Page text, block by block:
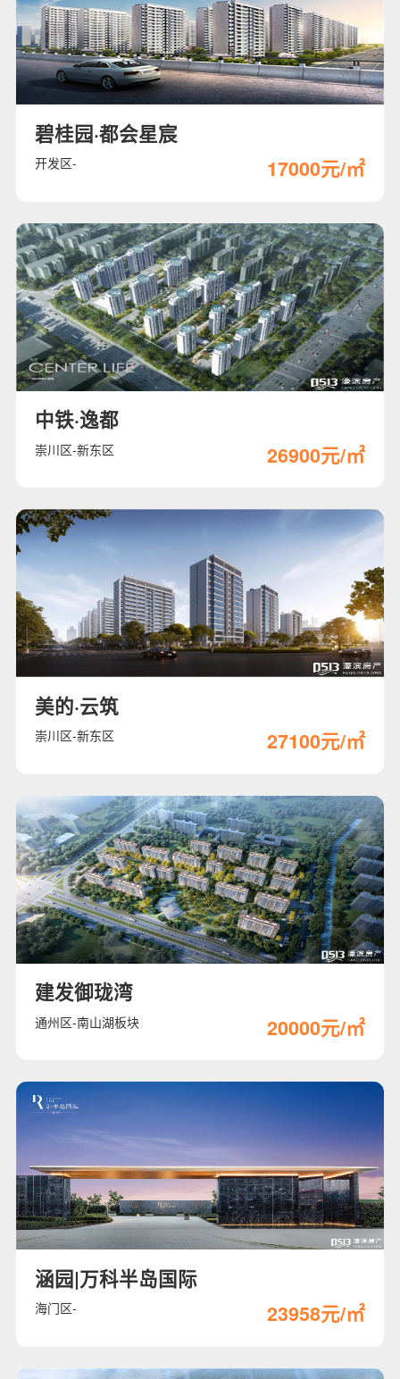
碧桂园·都会星宸
开发区- 17000元/㎡
中铁·逸都
崇川区-新东区 26900元/㎡
美的·云筑
崇川区-新东区 27100元/㎡
建发御珑湾
通州区-南山湖板块 20000元/㎡
涵园|万科半岛国际
海门区- 23958元/㎡